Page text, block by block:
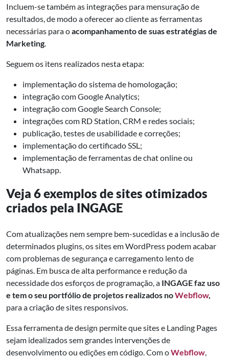
Incluem-se também as integrações para mensuração de
resultados, de modo a oferecer ao cliente as ferramentas
necessárias para oacompanhamento de suas estratégias de
Marketing.
Seguem os itens realizados nesta etapa:
implementação do sistema de homologação;
integração com Google Analytics;
integração com Google Search Console;
integrações com RD Station, CRM e redes sociais;
publicação, testes de usabilidade e correções;
implementação do certificado SSL;
implementação de ferramentas de chat online ou
Whatsapp.
Veja 6 exemplos de sites otimizados
criados pela INGAGE
Com atualizações nem sempre bem-sucedidas e a inclusão de
determinados plugins, os sites em WordPress podem acabar
com problemas de segurança e carregamento lento de
páginas. Em busca de alta performance e redução da
necessidade dos esforços de programação, a INGAGE faz uso
e tem o seu portfólio de projetos realizados noWebflow,
para a criação de sites responsivos.
Essa ferramenta de design permite que sites e Landing Pages
sejam idealizados sem grandes intervenções de
desenvolvimento ou edições em código. Com oWebflow,